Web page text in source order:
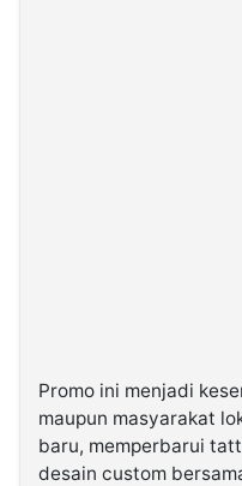
Promo ini menjadi
maupun masyarakat
baru, memperbarui
desain custom